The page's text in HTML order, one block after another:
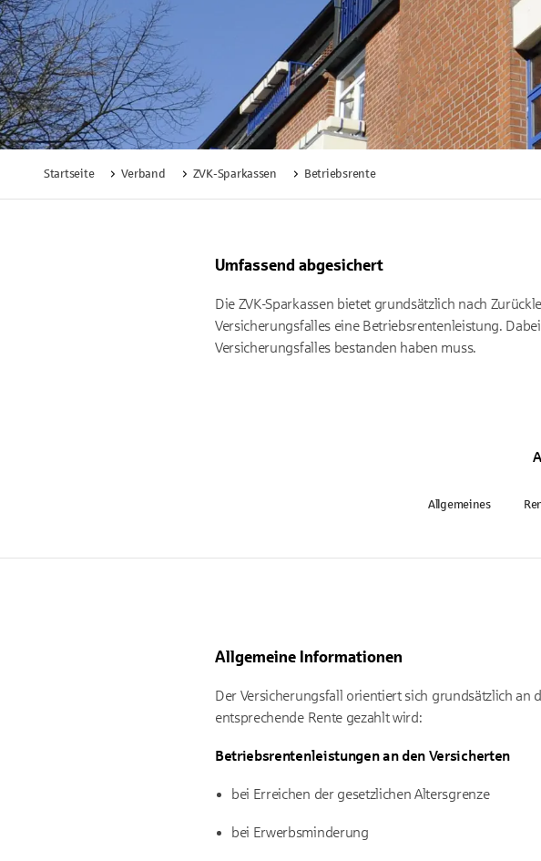
Startseite Verband ZVK-Sparkassen Betriebsrente
Umfassend abgesichert
Die ZVK-Sparkassen bietet grundsätzlich nach
Versicherungsfalles eine Betriebsrentenleistung.
Versicherungsfalles bestanden haben muss.
Allgemeines
Allgemeine Informationen
Der Versicherungsfall orientiert sich grundsätzlich an
entsprechende Rente gezahlt wird:
Betriebsrentenleistungen an den Versicherten
bei Erreichen der gesetzlichen Altersgrenze
bei Erwerbsminderung